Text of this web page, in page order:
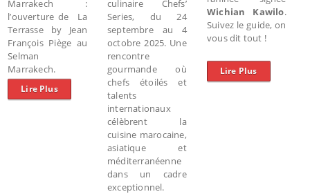
Marrakech :
l’ouverture de La
Terrasse by Jean
François Piège au
Selman
Marrakech.
Lire Plus
culinaire Chefs’
Series, du 24
septembre au 4
octobre 2025. Une
rencontre
gourmande où
chefs étoilés et
talents
internationaux
célèbrent la
cuisine marocaine,
asiatique et
méditerranéenne
dans un cadre
exceptionnel.
Wichian Kawilo.
Suivez le guide, on
vous dit tout !
Lire Plus